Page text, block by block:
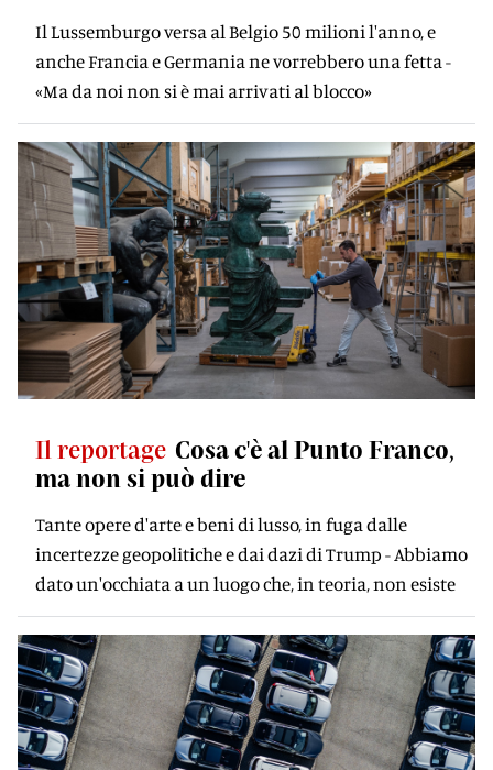
Il Lussemburgo versa al Belgio 50 milioni l'anno, e
anche Francia e Germania ne vorrebbero una fetta -
«Ma da noi non si è mai arrivati al blocco»
Il reportage Cosa c'è al Punto Franco,
ma non si può dire
Tante opere d'arte e beni di lusso, in fuga dalle
incertezze geopolitiche e dai dazi di Trump - Abbiamo
dato un'occhiata a un luogo che, in teoria, non esiste